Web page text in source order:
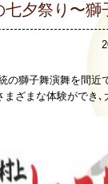
七夕祭り〜獅
の獅子舞演舞を間近
ざまな体験ができ